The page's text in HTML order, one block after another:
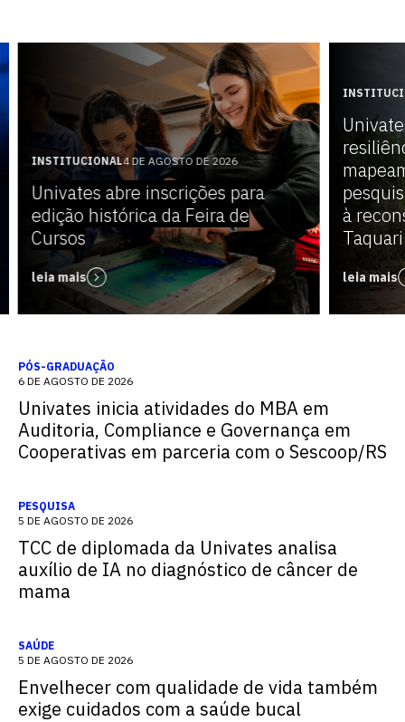
INSTITUCIONAL4 DE AGOSTO DE 2026
Univates abre inscrições para
edição histórica da Feira de
Cursos
leia mais
à
Taquari
leia mais
PÓS-GRADUAÇÃO
6 DE AGOSTO DE 2026
Univates inicia atividades do MBA em
Auditoria, Compliance e Governança em
Cooperativas em parceria com o Sescoop/RS
PESQUISA
5 DE AGOSTO DE 2026
TCC de diplomada da Univates analisa
auxílio de IA no diagnóstico de câncer de
mama
SAÚDE
5 DE AGOSTO DE 2026
Envelhecer com qualidade de vida também
exige cuidados com a saúde bucal